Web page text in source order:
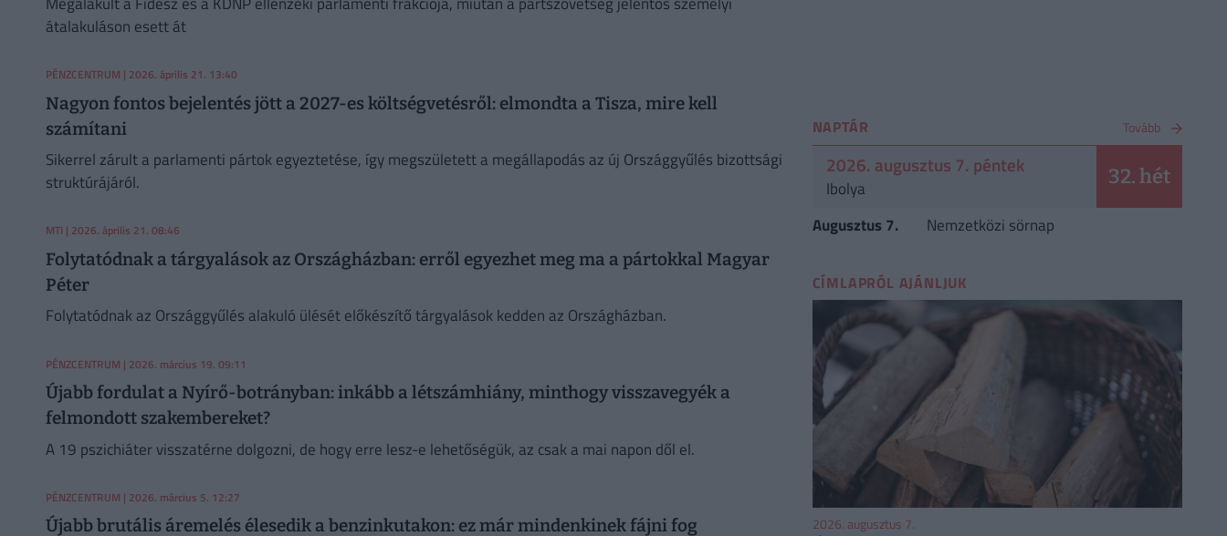
átalakuláson esett át
PÉNZCENTRUM | 2026. április 21. 13:40
Nagyon fontos bejelentés jött a 2027-es költségvetésről: elmondta a Tisza, mire kell
számítani
Sikerrel zárult a parlamenti pártok egyeztetése, így megszületett a megállapodás az új Országgyűlés bizottsági
struktúrájáról.
MTI | 2026. április 21. 08:46
Folytatódnak a tárgyalások az Országházban: erről egyezhet meg ma a pártokkal Magyar
Péter
Folytatódnak az Országgyűlés alakuló ülését előkészítő tárgyalások kedden az Országházban.
PÉNZCENTRUM | 2026. március 19. 09:11
Újabb fordulat a Nyírő-botrányban: inkább a létszámhiány, minthogy visszavegyék a
felmondott szakembereket?
A 19 pszichiáter visszatérne dolgozni, de hogy erre lesz-e lehetőségük, az csak a mai napon dől el.
PÉNZCENTRUM | 2026. március 5. 12:27
Újabb brutális áremelés élesedik a benzinkutakon: ez már mindenkinek fájni fog
NAPTÁR Tovább
2026. augusztus 7. péntek
Ibolya 32. hét
Augusztus 7. Nemzetközi sörnap
CÍMLAPRÓL AJÁNLJUK
2026. augusztus 7.